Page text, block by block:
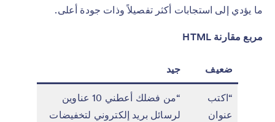
ما يؤدي إلى استجابات أكثر تفصيلاً وذات جودة أعلى.
مربع مقارنة HTML
ضعيف جيد
“اكتب
عنوان
“من فضلك أعطني 10 عناوين
لرسائل بريد إلكتروني لتخفيضات